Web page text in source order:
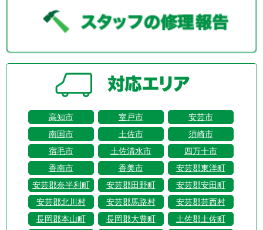
高知市 室戸市
安芸市
南国市
土佐市
須崎市
宿毛市
土佐清水市
四万十市
香南市
香美市
安芸郡東洋町
安芸郡奈半利町
安芸郡田野町
安芸郡安田町
安芸郡北川村
安芸郡馬路村
安芸郡芸西村
長岡郡本山町
長岡郡大豊町
土佐郡土佐町